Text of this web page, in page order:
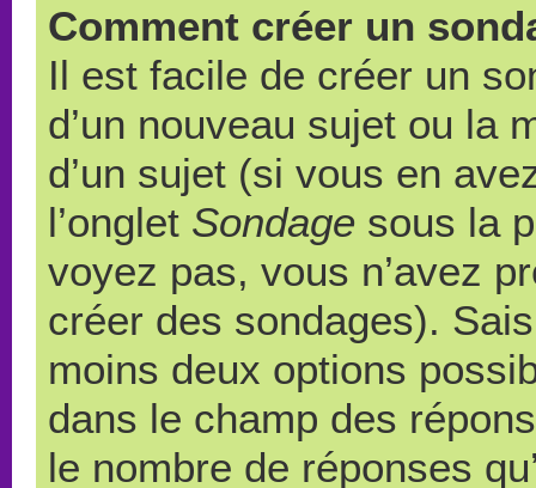
Comment créer un
Il est facile de créer un
d’un nouveau sujet ou la
d’un sujet (si vous en
l’onglet Sondage sous la
voyez pas, vous n’avez
créer des sondages).
moins deux options
dans le champ des
le nombre de réponses